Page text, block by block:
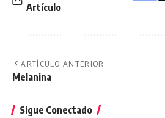
Artículo
ARTÍCULO ANTERIOR
Melanina
Sigue Conectado